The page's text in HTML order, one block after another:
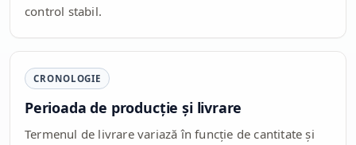
control stabil.
CRONOLOGIE
Perioada de producție și livrare
Termenul de livrare variază în funcție de cantitate și